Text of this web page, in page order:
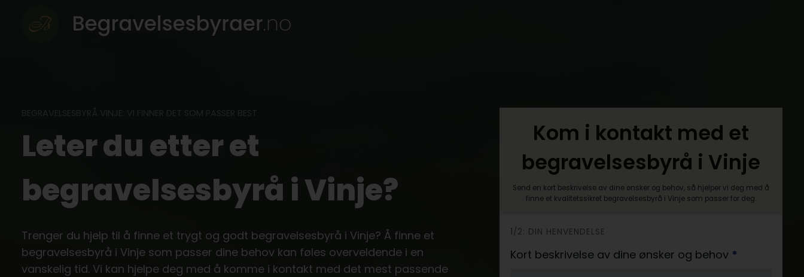
Leter du etter et
begravelsesbyrå i Vinje?
Trenger du hjelp til å finne et trygt og godt begravelsesbyrå i Vinje? Å finne et
begravelsesbyrå i Vinje som passer dine behov kan føles overveldende i en
vanskelig tid. Vi kan hjelpe deg med å komme i kontakt med det mest passende
Kom i kontakt med et
begravelsesbyrå i Vinje
Send en kort beskrivelse av dine ønsker og behov, så hjelper vi deg med å
finne et kvalitetssikret begravelsesbyrå i Vinje som passer for deg.
h
e
1/2: DIN HENVENDELSE
Kort beskrivelse av dine ønsker og behov *